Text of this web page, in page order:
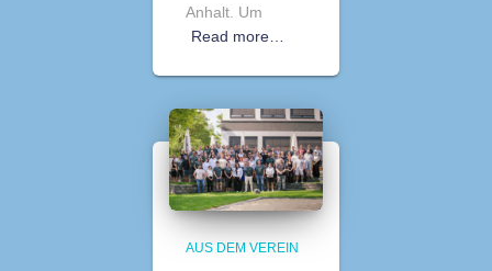
Anhalt. Um
Read more…
AUS DEM VEREIN